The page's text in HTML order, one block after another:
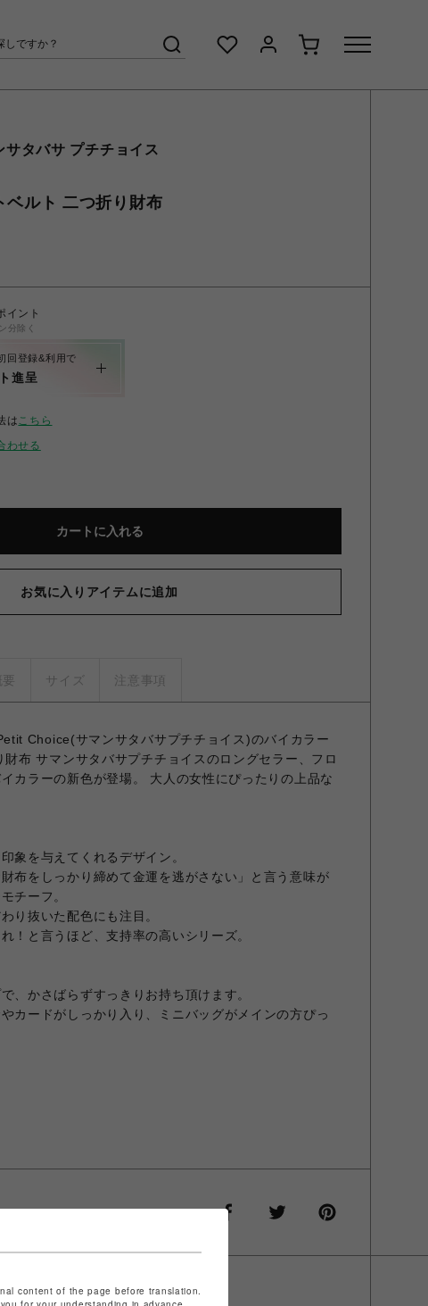
タバサ プチチョイス
ベルト 二つ折り財布
イント
分除く
回登録&利用で
進呈
はこちら
わせる
カートに入れる
お気に入りアイテムに追加
サイズ 注意事項
Choice(サマンサタバサプチチョイス)のバイカラー
布 サマンサタバサプチチョイスのロングセラー、フロ
カラーの新色が登場。 大人の女性にぴったりの上品な
象を与えてくれるデザイン。
布をしっかり締めて金運を逃がさない」と言う意味が
チーフ。
り抜いた配色にも注目。
！と言うほど、支持率の高いシリーズ。
、かさばらずすっきりお持ち頂けます。
カードがしっかり入り、ミニバッグがメインの方ぴっ
content of the page before translation.